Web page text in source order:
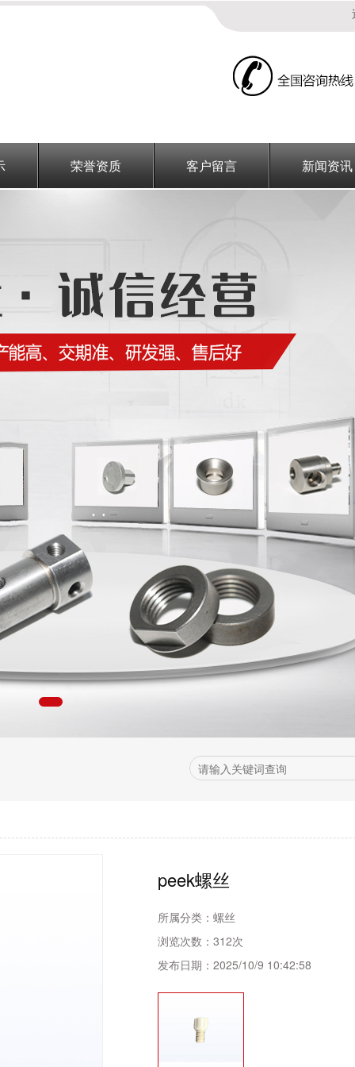
荣誉资质 客户留言 新闻资讯
peek螺丝
所属分类： 螺丝
浏览次数： 312次
发布日期： 2025/10/9 10:42:58